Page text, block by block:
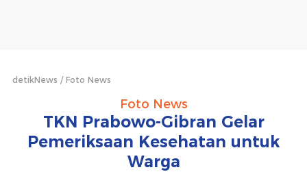
detikNews Foto News
Foto News
TKN Prabowo-Gibran Gelar
Pemeriksaan Kesehatan untuk
Warga